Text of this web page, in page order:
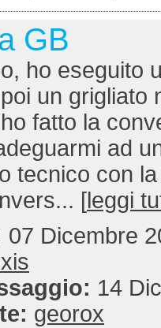
GB
ho eseguito
un grigliato
fatto la
ad
tecnico con
[ leggi
07 Dicembre
14
georox